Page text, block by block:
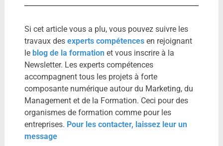
Si cet article vous a plu, vous pouvez suivre les
travaux des experts compétencesen rejoignant
le blog de la formation et vous inscrire à la
Newsletter. Les experts compétences
accompagnent tous les projets à forte
composante numérique autour du Marketing, du
Management et de la Formation. Ceci pour des
organismes de formation comme pour les
entreprises. Pour les contacter, laissez leur un
message